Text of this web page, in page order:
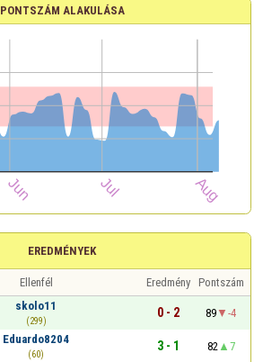
PONTSZÁM ALAKULÁSA
EREDMÉNYEK
Ellenfél Eredmény Pontszám
skolo11
(299)
0 - 2 89
-4
Eduardo8204
(60)
3 - 1 82
7